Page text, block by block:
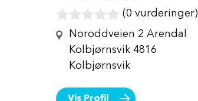
(0 vurderinger)
Noroddveien 2 Arendal
Kolbjørnsvik 4816
Kolbjørnsvik
Vis Profil